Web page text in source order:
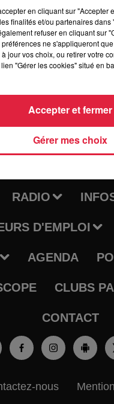
charmes de la capitale
le site del’Office des
RADIO
D'EMPLOI
AGENDA
CLUBS
CONTACT
nous
en cliquant sur "Accepter
finalités et/ou partenaires dans
refuser en cliquant sur
préférences ne s'appliqueront
jour vos choix, ou retirer votre
"Gérer les cookies" situé en
Gérer mes choix
Accepter et fermer